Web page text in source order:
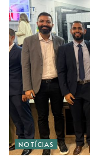
NOTÍCIAS